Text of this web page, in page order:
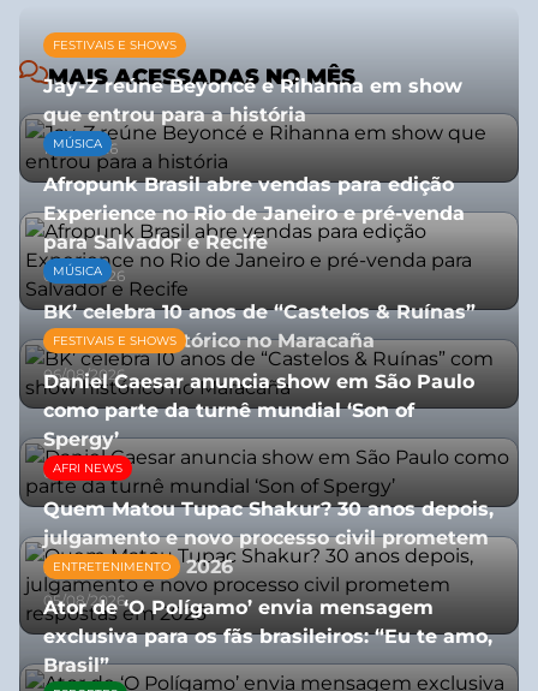
MAIS ACESSADAS NO MÊS
FESTIVAIS E SHOWS
Jay-Z reúne Beyoncé e Rihanna em show
que entrou para a história
13/07/2026
MÚSICA
Afropunk Brasil abre vendas para edição
Experience no Rio de Janeiro e pré-venda
para Salvador e Recife
03/08/2026
MÚSICA
BK’ celebra 10 anos de “Castelos & Ruínas”
com show histórico no Maracaña
06/08/2026
FESTIVAIS E SHOWS
Daniel Caesar anuncia show em São Paulo
como parte da turnê mundial ‘Son of
Spergy’
05/08/2026
AFRI NEWS
Quem Matou Tupac Shakur? 30 anos depois,
julgamento e novo processo civil prometem
respostas em 2026
05/08/2026
ENTRETENIMENTO
Ator de ‘O Polígamo’ envia mensagem
exclusiva para os fãs brasileiros: “Eu te amo,
Brasil”